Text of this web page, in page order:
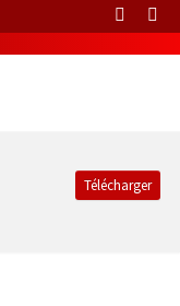
Télécharger